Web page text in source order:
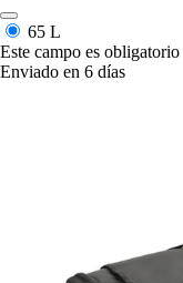
65 L
Este campo es obligatorio
Enviado en 6 días